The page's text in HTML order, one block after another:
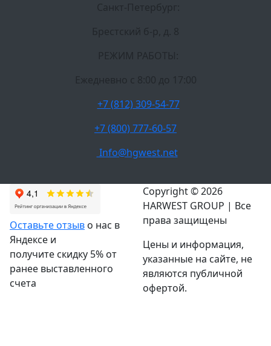
Санкт-Петербург:
Брестский б-р, д. 8
РЕЖИМ РАБОТЫ:
Ежедневно c 8:00 до 17:00
+7 (812) 309-54-77
+7 (800) 777-60-57
Info@hgwest.net
Оставьте отзыв о нас в
Яндексе и
получите скидку 5% от
ранее выставленного
счета
Copyright © 2026
HARWEST GROUP | Все
права защищены
Цены и информация,
указанные на сайте, не
являются публичной
офертой.